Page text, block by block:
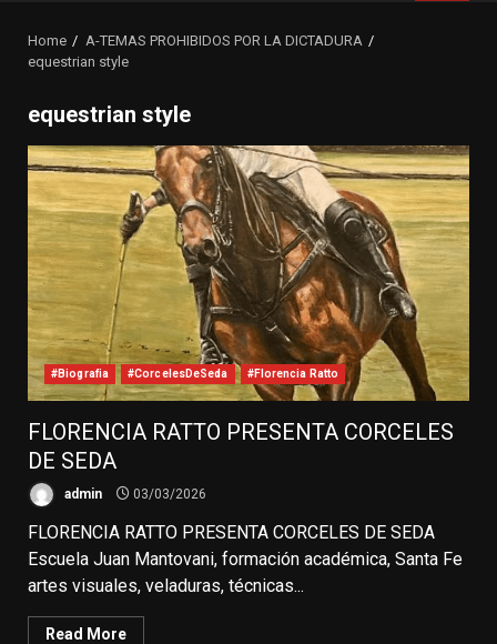
Home
A-TEMAS PROHIBIDOS POR LA DICTADURA
equestrian style
equestrian style
#Biografia #CorcelesDeSeda #Florencia Ratto
FLORENCIA RATTO PRESENTA CORCELES
DE SEDA
admin 03/03/2026
FLORENCIA RATTO PRESENTA CORCELES DE SEDA
Escuela Juan Mantovani, formación académica, Santa Fe
artes visuales, veladuras, técnicas...
Read More